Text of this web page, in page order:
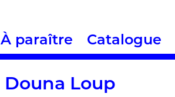
À paraître Catalogue
Douna Loup